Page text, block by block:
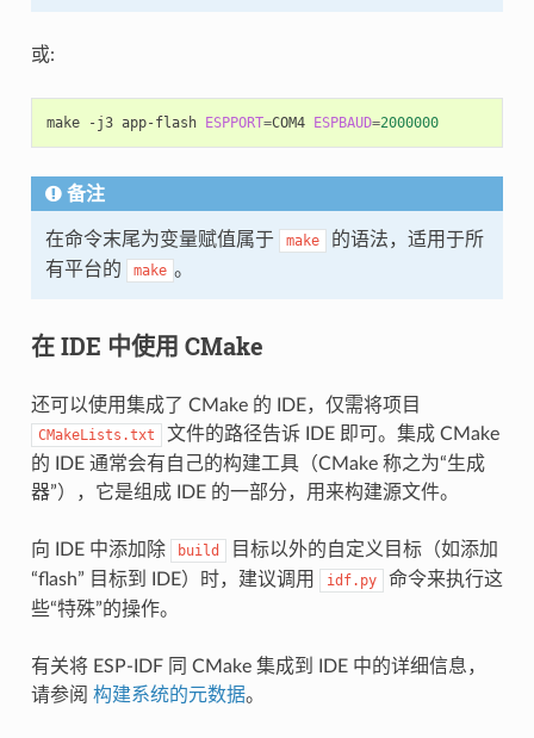
或:
make -j3 app-flash ESPPORT=COM4 ESPBAUD=2000000
备注
在命令末尾为变量赋值属于 make
的语法，适用于所
有平台的
make 。
在 IDE 中使用 CMake
还可以使用集成了 CMake 的 IDE，仅需将项目
CMakeLists.txt
文件的路径告诉 IDE 即可。集成 CMake
的 IDE 通常会有自己的构建工具（CMake 称之为“生成
器”），它是组成 IDE 的一部分，用来构建源文件。
向 IDE 中添加除 build
目标以外的自定义目标（如添加
“flash” 目标到 IDE）时，建议调用
idf.py
命令来执行这
些“特殊”的操作。
有关将 ESP-IDF 同 CMake 集成到 IDE 中的详细信息，
请参阅 构建系统的元数据。